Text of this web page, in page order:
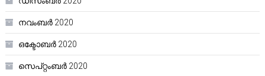
നവംബർ 2020
ഒക്ടോബർ 2020
സെപ്റ്റംബർ 2020